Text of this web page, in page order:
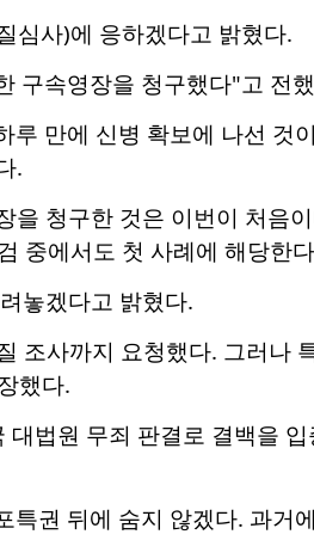
심사)에 응하겠다고 밝혔다.
구속영장을 청구했다"고 전
만에 신병 확보에 나선 것
.
청구한 것은 이번이 처음
중에서도 첫 사례에 해당한
놓겠다고 밝혔다.
조사까지 요청했다. 그러나
했다.
법원 무죄 판결로 결백을
권 뒤에 숨지 않겠다. 과거